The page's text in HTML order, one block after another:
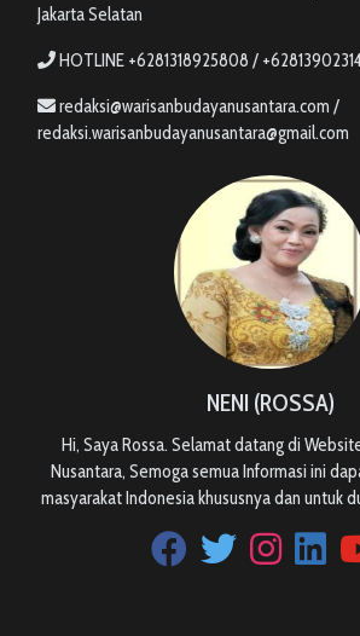
Jakarta Selatan
HOTLINE +6281318925808 /
redaksi@warisanbudayanusantara.com /
redaksi.warisanbudayanusantara@gmail.com
NENI (ROSSA)
Hi, Saya Rossa. Selamat datang di
Nusantara, Semoga semua Informasi ini
masyarakat Indonesia khususnya dan untuk